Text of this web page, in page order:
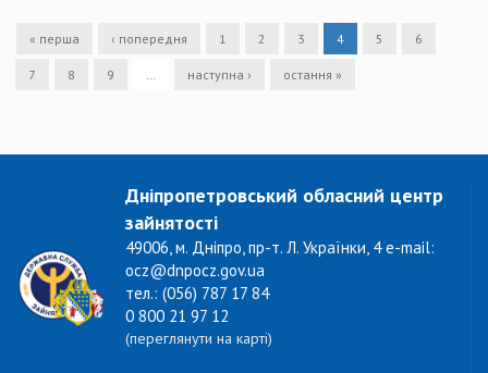
« перша ‹ попередня 1 2 3 4 5 6
7 8 9 наступна › остання »
Дніпропетровський обласний центр
зайнятості
49006, м. Дніпро, пр-т. Л. Українки, 4 e-mail:
ocz@dnpocz.gov.ua
тел.: (056) 787 17 84
0 800 21 97 12
(переглянути на карті)